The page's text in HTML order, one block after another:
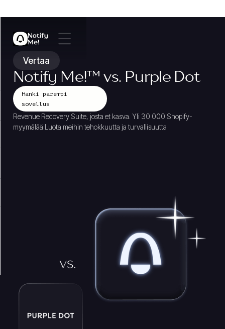
Vertaa
Notify Me!™ vs. Purple Dot
Hanki parempi
sovellus
Revenue Recovery Suite, josta et kasva. Yli 30 000 Shopify-
myymälää Luota meihin tehokkuutta ja turvallisuutta